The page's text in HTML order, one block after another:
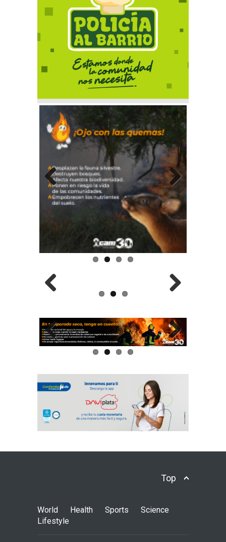
Previous Next
Previous Next
Top
World Health Sports
Science
Lifestyle